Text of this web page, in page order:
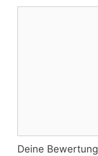
Deine Bewertung